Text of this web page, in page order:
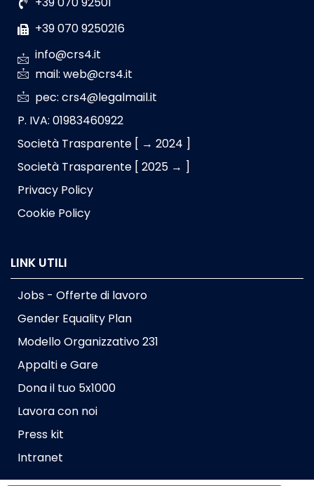
+39 070 9250216
info@crs4.it
mail: web@crs4.it
pec: crs4@legalmail.it
P. IVA: 01983460922
Società Trasparente [ → 2024 ]
Società Trasparente [ 2025 → ]
Privacy Policy
Cookie Policy
LINK UTILI
Jobs - Offerte di lavoro
Gender Equality Plan
Modello Organizzativo 231
Appalti e Gare
Dona il tuo 5x1000
Lavora con noi
Press kit
Intranet